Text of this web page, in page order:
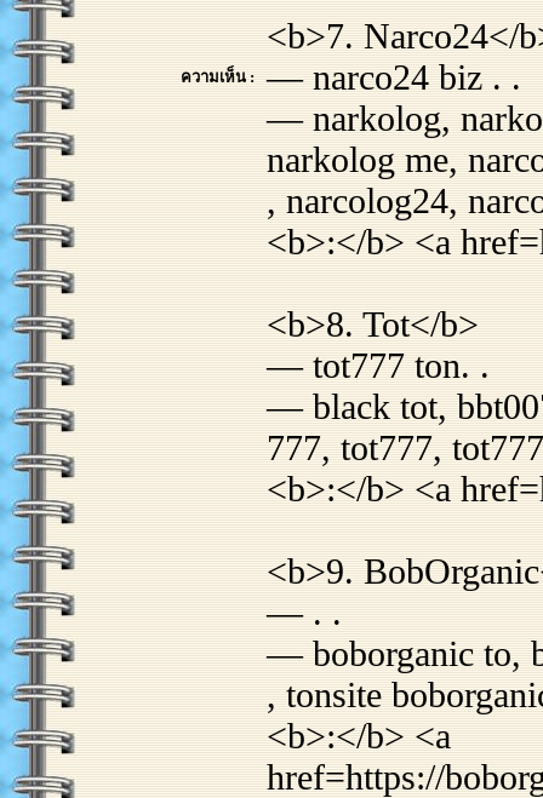
ความเห็น :
<b>7. Narco24</
— narco24 biz . .
— narkolog,
narkolog me,
, narcolog24,
<b>:</b> <a
<b>8. Tot</b>
— tot777 ton. .
— black tot,
777, tot777,
<b>:</b> <a
<b>9.
— . .
— boborganic to,
, tonsite
<b>:</b> <a
href=https://